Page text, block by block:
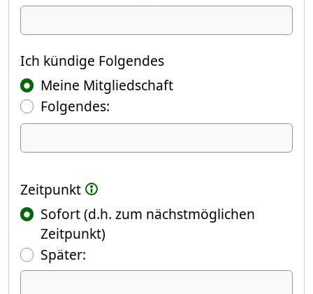
Ich kündige
Ich kündige Folgendes
Meine Mitgliedschaft
Folgendes:
Ich kündige Folgendes
Zeitpunkt
Sofort (d.h. zum nächstmöglichen
Zeitpunkt)
Später:(Fokus springt automatisch ins
Datum